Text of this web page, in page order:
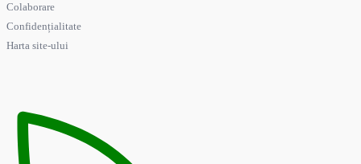
Colaborare
Confidențialitate
Harta site-ului